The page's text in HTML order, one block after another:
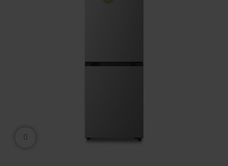
Ampliar imágen